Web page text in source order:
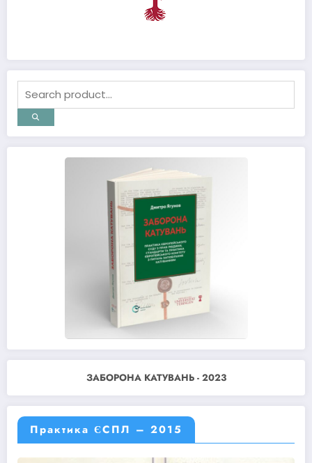
ЗАБОРОНА КАТУВАНЬ - 2023
Практика ЄСПЛ – 2015